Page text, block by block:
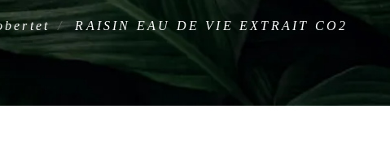
RAISIN EAU DE VIE EXTRAIT CO2